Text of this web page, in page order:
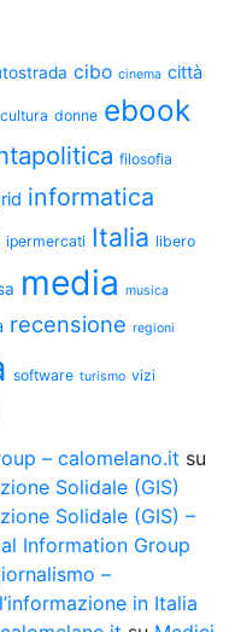
cibo cinema città
cultura donne ebook
filosofia
informatica
ipermercati Italia libero
media musica
recensione regioni
software turismo vizi
– calomelano.it su
Solidale (GIS)
Solidale (GIS) –
Information Group
–
in Italia